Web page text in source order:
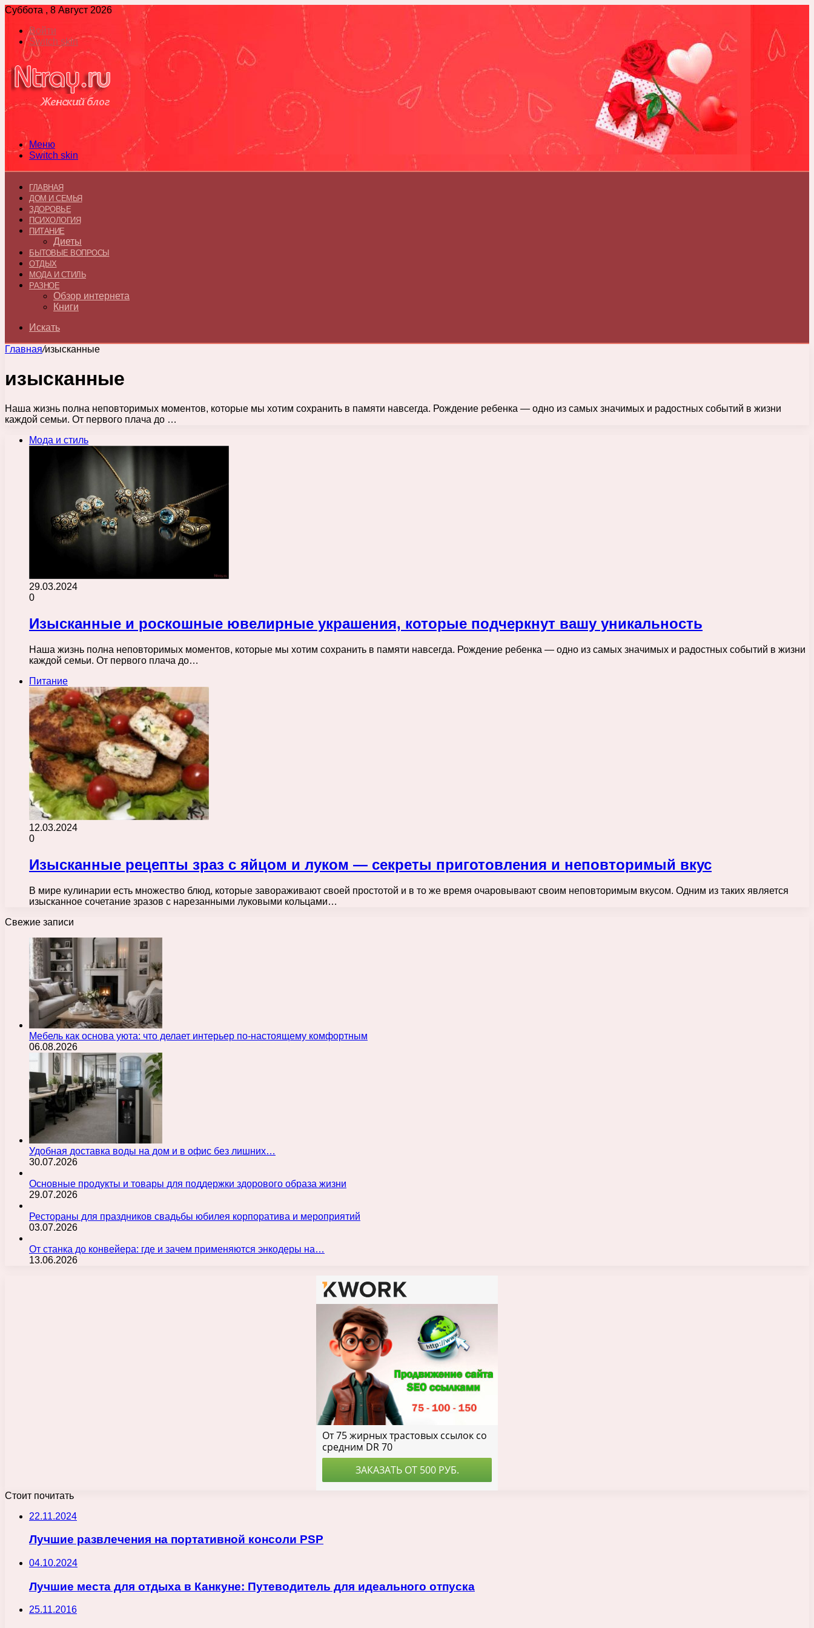
Суббота , 8 Август 2026
Войти
Switch skin
Меню
Switch skin
ГЛАВНАЯ
ДОМ И СЕМЬЯ
ЗДОРОВЬЕ
ПСИХОЛОГИЯ
ПИТАНИЕ
Диеты
БЫТОВЫЕ ВОПРОСЫ
ОТДЫХ
МОДА И СТИЛЬ
РАЗНОЕ
Обзор интернета
Книги
Искать
Главная/изысканные
изысканные
Наша жизнь полна неповторимых моментов, которые мы хотим сохранить в памяти навсегда. Рождение ребенка — одно из самых значимых и радостных событий в жизни
каждой семьи. От первого плача до …
Мода и стиль
29.03.2024
0
Изысканные и роскошные ювелирные украшения, которые подчеркнут вашу уникальность
Наша жизнь полна неповторимых моментов, которые мы хотим сохранить в памяти навсегда. Рождение ребенка — одно из самых значимых и радостных событий в жизни
каждой семьи. От первого плача до…
Питание
12.03.2024
0
Изысканные рецепты зраз с яйцом и луком — секреты приготовления и неповторимый вкус
В мире кулинарии есть множество блюд, которые завораживают своей простотой и в то же время очаровывают своим неповторимым вкусом. Одним из таких является
изысканное сочетание зразов с нарезанными луковыми кольцами…
Свежие записи
Мебель как основа уюта: что делает интерьер по-настоящему комфортным
06.08.2026
Удобная доставка воды на дом и в офис без лишних…
30.07.2026
Основные продукты и товары для поддержки здорового образа жизни
29.07.2026
Рестораны для праздников свадьбы юбилея корпоратива и мероприятий
03.07.2026
От станка до конвейера: где и зачем применяются энкодеры на…
13.06.2026
Стоит почитать
22.11.2024
Лучшие развлечения на портативной консоли PSP
04.10.2024
Лучшие места для отдыха в Канкуне: Путеводитель для идеального отпуска
25.11.2016